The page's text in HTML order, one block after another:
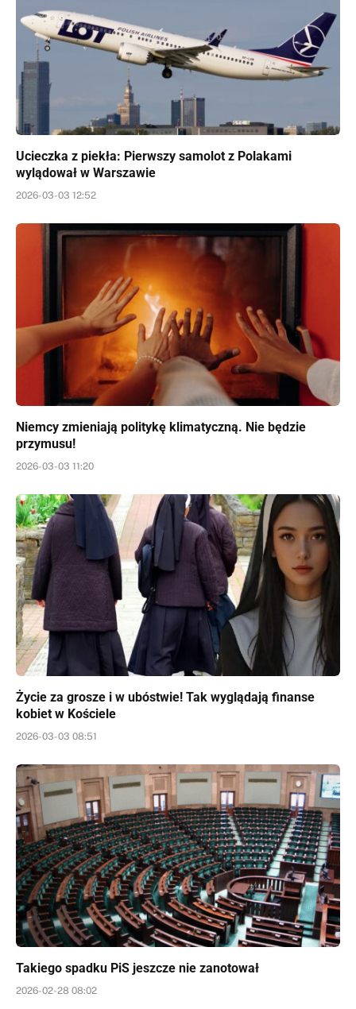
Ucieczka z piekła: Pierwszy samolot z Polakami
wylądował w Warszawie
2026-03-03 12:52
Niemcy zmieniają politykę klimatyczną. Nie będzie
przymusu!
2026-03-03 11:20
Życie za grosze i w ubóstwie! Tak wyglądają finanse
kobiet w Kościele
2026-03-03 08:51
Takiego spadku PiS jeszcze nie zanotował
2026-02-28 08:02